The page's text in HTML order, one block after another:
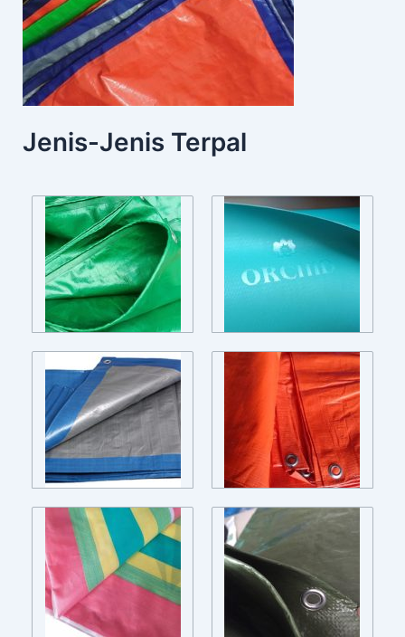
Jenis-Jenis Terpal